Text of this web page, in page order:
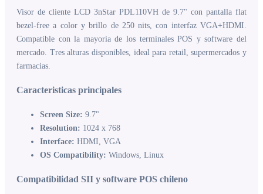
Visor de cliente LCD 3nStar PDL110VH de 9.7" con pantalla flat
bezel-free a color y brillo de 250 nits, con interfaz VGA+HDMI.
Compatible con la mayoria de los terminales POS y software del
mercado. Tres alturas disponibles, ideal para retail, supermercados y
farmacias.
Caracteristicas principales
Screen Size: 9.7"
Resolution: 1024 x 768
Interface: HDMI, VGA
OS Compatibility: Windows, Linux
Compatibilidad SII y software POS chileno